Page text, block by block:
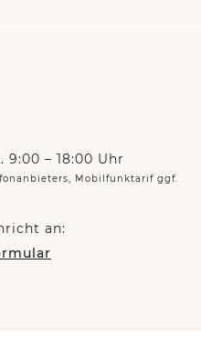
9:00 – 18:00 Uhr
Mobilfunktarif ggf.
an: